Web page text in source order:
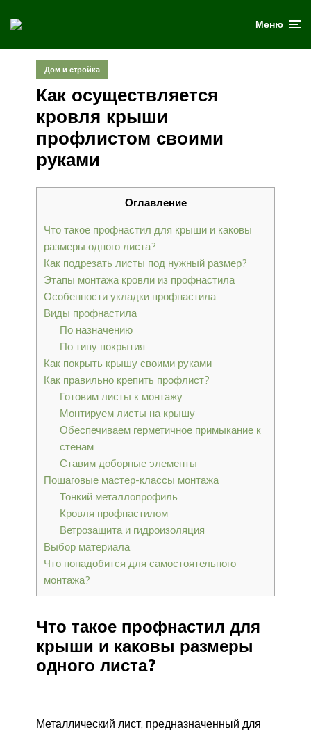
Меню
Дом и стройка
Как осуществляется
кровля крыши
профлистом своими
руками
Оглавление
Что такое профнастил для крыши и каковы
размеры одного листа?
Как подрезать листы под нужный размер?
Этапы монтажа кровли из профнастила
Особенности укладки профнастила
Виды профнастила
По назначению
По типу покрытия
Как покрыть крышу своими руками
Как правильно крепить профлист?
Готовим листы к монтажу
Монтируем листы на крышу
Обеспечиваем герметичное примыкание к
стенам
Ставим доборные элементы
Пошаговые мастер-классы монтажа
Тонкий металлопрофиль
Кровля профнастилом
Ветрозащита и гидроизоляция
Выбор материала
Что понадобится для самостоятельного
монтажа?
Что такое профнастил для
крыши и каковы размеры
одного листа?
Металлический лист, предназначенный для